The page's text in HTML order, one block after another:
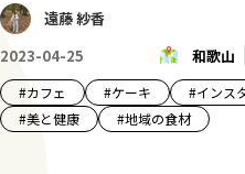
遠藤 紗香
2023-04-25
和歌山
#カフェ #ケーキ #インス
#美と健康 #地域の食材